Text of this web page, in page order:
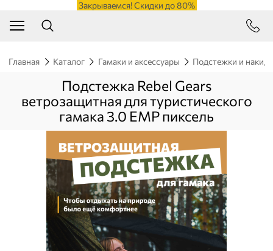
Закрываемся! Скидки до 80%
Главная Каталог Гамаки и аксессуары Подстежки и
Подстежка Rebel Gears
ветрозащитная для туристического
гамака 3.0 ЕМР пиксель